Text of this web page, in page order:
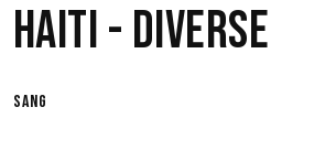
Haiti - Diverse
sang